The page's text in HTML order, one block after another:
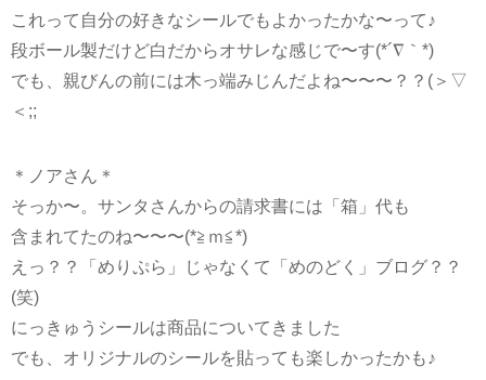
これって自分の好きなシールでもよかったかな〜って♪
段ボール製だけど白だからオサレな感じで〜す(*´∇｀*)
でも、親びんの前には木っ端みじんだよね〜〜〜？？(＞▽
＜;;
＊ノアさん＊
そっか〜。サンタさんからの請求書には「箱」代も
含まれてたのね〜〜〜(*≧ｍ≦*)
えっ？？「めりぷら」じゃなくて「めのどく」ブログ？？
(笑)
にっきゅうシールは商品についてきました
でも、オリジナルのシールを貼っても楽しかったかも♪